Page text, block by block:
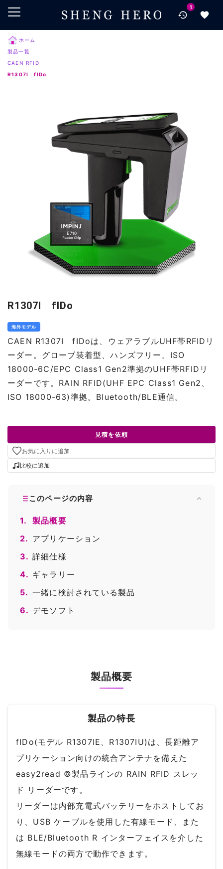
メインコンテンツにスキップ
検索にスキップ
フッターにスキップ
1
ホーム
製品一覧
CAEN RFID
R1307I fIDo
R1307I fIDo
海外モデル
CAEN R1307I fIDoは、ウェアラブルUHF帯RFIDリ
ーダー。グローブ装着型、ハンズフリー。ISO
18000-6C/EPC Class1 Gen2準拠のUHF帯RFIDリ
ーダーです。RAIN RFID(UHF EPC Class1 Gen2、
ISO 18000-63)準拠。Bluetooth/BLE通信。
見積を依頼
お気に入りに追加
比較に追加
このページの内容
1.
製品概要
2. アプリケーション
3. 詳細仕様
4. ギャラリー
5. 一緒に検討されている製品
6. デモソフト
製品概要
製品の特長
fIDo(モデル R1307IE、R1307IU)は、長距離ア
プリケーション向けの統合アンテナを備えた
easy2read ©製品ラインの RAIN RFID スレッ
ド リーダーです。
リーダーは内部充電式バッテリーをホストしてお
り、USB ケーブルを使用した有線モード、また
は BLE/Bluetooth R インターフェイスを介した
無線モードの両方で動作できます。